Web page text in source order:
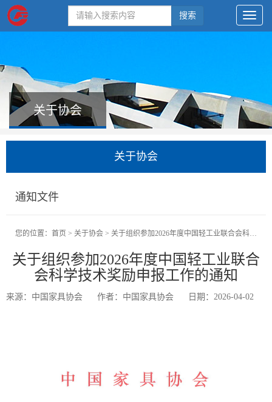
搜索
关于协会
关于协会
通知文件
您的位置： 首页 > 关于协会 > 关于组织参加2026年度中国轻工业联合会科学技术奖励申报工作的通知
关于组织参加2026年度中国轻工业联合
会科学技术奖励申报工作的通知
来源：中国家具协会 作者：中国家具协会 日期：2026-04-02